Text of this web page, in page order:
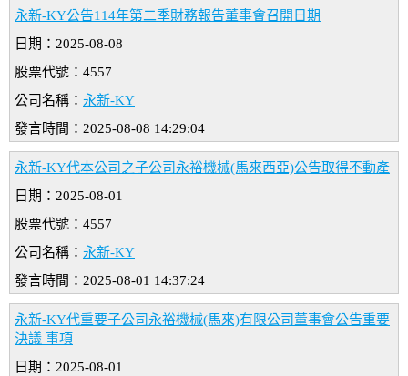
永新-KY公告114年第二季財務報告董事會召開日期
日期：2025-08-08
股票代號：4557
公司名稱： 永新-KY
發言時間：2025-08-08 14:29:04
永新-KY代本公司之子公司永裕機械(馬來西亞)公告取得不動產
日期：2025-08-01
股票代號：4557
公司名稱： 永新-KY
發言時間：2025-08-01 14:37:24
永新-KY代重要子公司永裕機械(馬來)有限公司董事會公告重要
決議 事項
日期：2025-08-01